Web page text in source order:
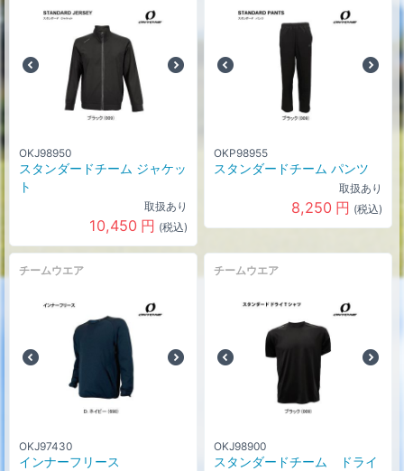
OKJ98950
スタンダードチーム ジャケッ
ト
取扱あり
10,450 円 (税込)
OKP98955
スタンダードチーム パンツ
取扱あり
8,250 円 (税込)
チームウエア
OKJ97430
インナーフリース
チームウエア
OKJ98900
スタンダードチーム ドライ